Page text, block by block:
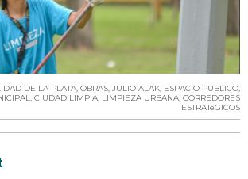
DE LA PLATA, OBRAS, JULIO ALAK, ESPACIO PUBLICO,
, CIUDAD LIMPIA, LIMPIEZA URBANA, CORREDORES
ESTRATéGICOS